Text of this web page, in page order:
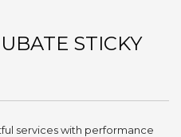
STICKY
services with performance